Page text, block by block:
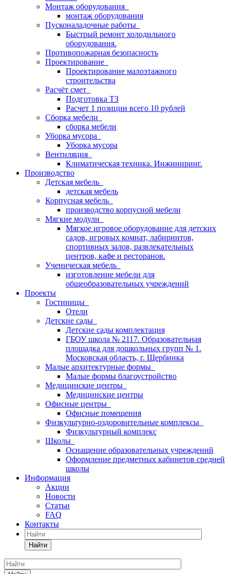
Монтаж оборудования
монтаж оборудования
Пусконаладочные работы
Быстрый ремонт холодильного
оборудования.
Противопожарная безопасность
Проектирование
Проектирование малоэтажного
строительства
Расчёт смет
Подготовка ТЗ
Расчет 1 позиции всего 10 рублей
Сборка мебели
сборка мебели
Уборка мусора
Уборка мусора
Вентиляция
Климатическая техника. Инжиниринг.
Производство
Детская мебель
детская мебель
Корпусная мебель
производство корпусной мебели
Мягкие модули
Мягкое игровое оборудование для детских
садов, игровых комнат, лабиринтов,
спортивных залов, развлекательных
центров, кафе и ресторанов.
Ученическая мебель
изготовление мебели для
общеобразовательных учреждений
Проекты
Гостиницы
Отели
Детские сады
Детские сады комплектация
ГБОУ школа № 2117. Образовательная
площадка для дошкольных групп № 1.
Московская область, г. Щербинка
Малые архитектурные формы
Малые формы благоустройство
Медицинские центры
Медицинские центры
Офисные центры
Офисные помещения
Физкультурно-оздоровительные комплексы
Физкультурный комплекс
Школы
Оснащение образовательных учреждений
Оформление предметных кабинетов средней
школы
Информация
Акции
Новости
Статьи
FAQ
Контакты
Найти